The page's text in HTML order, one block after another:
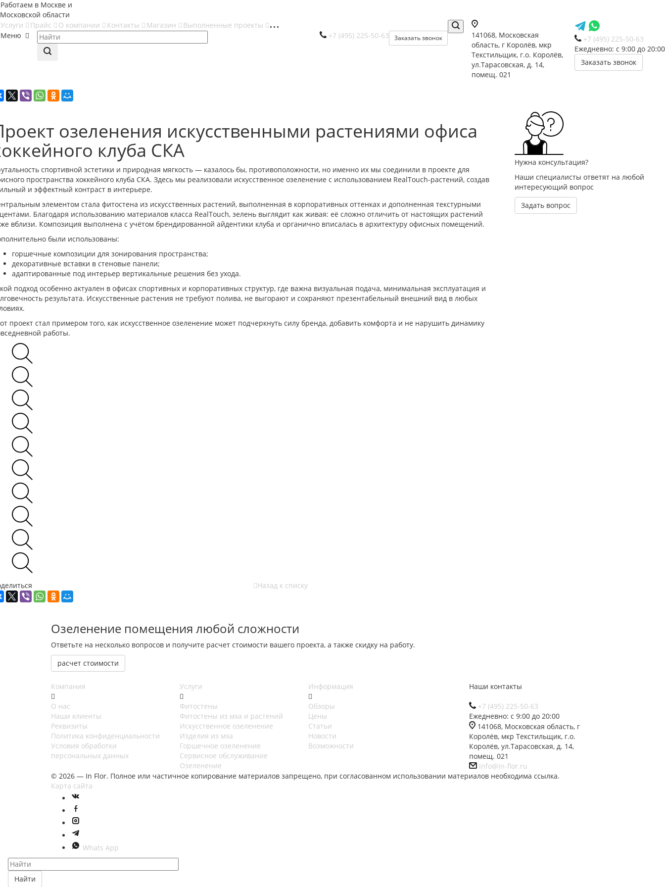
Работаем в Москве и
Московской области
+7 (495) 225-50-63
Ежедневно: с 9:00 до 20:00
Заказать звонок
141068, Московская
область, г Королёв, мкр
Текстильщик, г.о. Королёв,
ул.Тарасовская, д. 14,
помещ. 021
Услуги Прайс О компании Контакты Магазин
Выполненные проекты
Меню
Заказать звонок
+7 (495) 225-50-63
озеленения искусственными растениями офиса
клуба СКА
спортивной эстетики и природная мягкость — казалось бы, противоположности, но именно их мы соединили в проекте для
пространства хоккейного клуба СКА. Здесь мы реализовали искусственное озеленение с использованием RealTouch-растений, создав
и эффектный контраст в интерьере.
элементом стала фитостена из искусственных растений, выполненная в корпоративных оттенках и дополненная текстурными
Благодаря использованию материалов класса RealTouch, зелень выглядит как живая: её сложно отличить от настоящих растений
вблизи. Композиция выполнена с учётом брендированной айдентики клуба и органично вписалась в архитектуру офисных помещений.
были использованы:
горшечные композиции для зонирования пространства;
декоративные вставки в стеновые панели;
адаптированные под интерьер вертикальные решения без ухода.
подход особенно актуален в офисах спортивных и корпоративных структур, где важна визуальная подача, минимальная эксплуатация и
результата. Искусственные растения не требуют полива, не выгорают и сохраняют презентабельный внешний вид в любых
проект стал примером того, как искусственное озеленение может подчеркнуть силу бренда, добавить комфорта и не нарушить динамику
работы.
Нужна консультация?
Наши специалисты ответят на любой
интересующий вопрос
Задать вопрос
Назад к списку
Озеленение помещения любой сложности
Ответьте на несколько вопросов и получите расчет стоимости вашего проекта, а также скидку на работу.
расчет стоимости
Компания
О нас
Наши клиенты
Реквизиты
Политика конфиденциальности
Условия обработки
персональных данных
Услуги
Фитостены
Фитостены из мха и растений
Искусственное озеленение
Изделия из мха
Горшечное озеленение
Сервисное обслуживание
Озеленение
Информация
Обзоры
Цены
Статьи
Новости
Возможности
Наши контакты
+7 (495) 225-50-63
Ежедневно: с 9:00 до 20:00
141068, Московская область, г
Королёв, мкр Текстильщик, г.о.
Королёв, ул.Тарасовская, д. 14,
помещ. 021
info@in-flor.ru
© 2026 — In Flor. Полное или частичное копирование материалов запрещено, при согласованном использовании материалов необходима ссылка.
Карта сайта
Whats App
Найти